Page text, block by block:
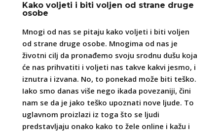
Kako voljeti i biti voljen od strane druge
osobe
Mnogi od nas se pitaju kako voljeti i biti voljen
od strane druge osobe. Mnogima od nas je
životni cilj da pronađemo svoju srodnu dušu koja
će nas prihvatiti i voljeti nas takve kakvi jesmo, i
iznutra i izvana. No, to ponekad može biti teško.
Iako smo danas više nego ikada povezaniji, čini
nam se da je jako teško upoznati nove ljude. To
uglavnom proizlazi iz toga što se ljudi
predstavljaju onako kako to žele online i kažu i